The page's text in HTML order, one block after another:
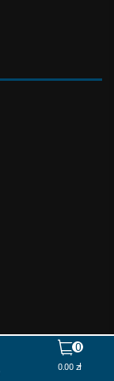
zastrzeżone
0.00 zł
0